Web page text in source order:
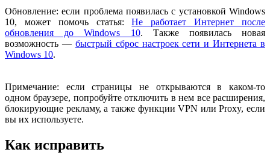
Обновление: если проблема появилась с установкой Windows
10, может помочь статья:Не работает Интернет после
обновления до Windows 10. Также появилась новая
возможность — быстрый сброс настроек сети и Интернета в
Windows 10.
Примечание: если страницы не открываются в каком-то
одном браузере, попробуйте отключить в нем все расширения,
блокирующие рекламу, а также функции VPN или Proxy, если
вы их используете.
Как исправить